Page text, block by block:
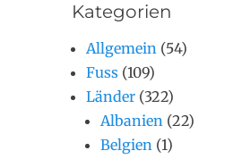
Kategorien
Allgemein (54)
Fuss (109)
Länder (322)
Albanien (22)
Belgien (1)